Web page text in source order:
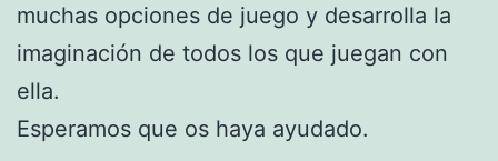
muchas opciones de juego y desarrolla la
imaginación de todos los que juegan con
ella.
Esperamos que os haya ayudado.